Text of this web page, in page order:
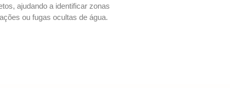
ajudando a identificar zonas
ou fugas ocultas de água.